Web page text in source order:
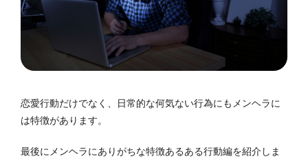
恋愛行動だけでなく、日常的な何気ない行為にもメンヘラに
は特徴があります。
最後にメンヘラにありがちな特徴あるある行動編を紹介しま